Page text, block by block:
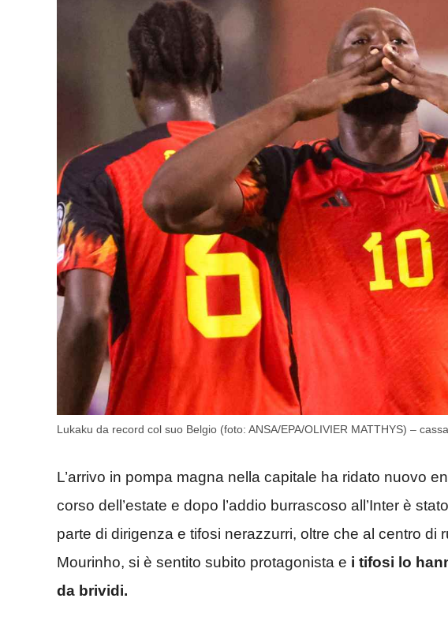
Lukaku da record col suo Belgio (foto: ANSA/EPA/OLIVIER MATTHYS) –
L’arrivo in pompa magna nella capitale ha ridato nuovo
corso dell’estate e dopo l’addio burrascoso all’Inter è
parte di dirigenza e tifosi nerazzurri, oltre che al centro di
Mourinho, si è sentito subito protagonista e i tifosi lo
da brividi.